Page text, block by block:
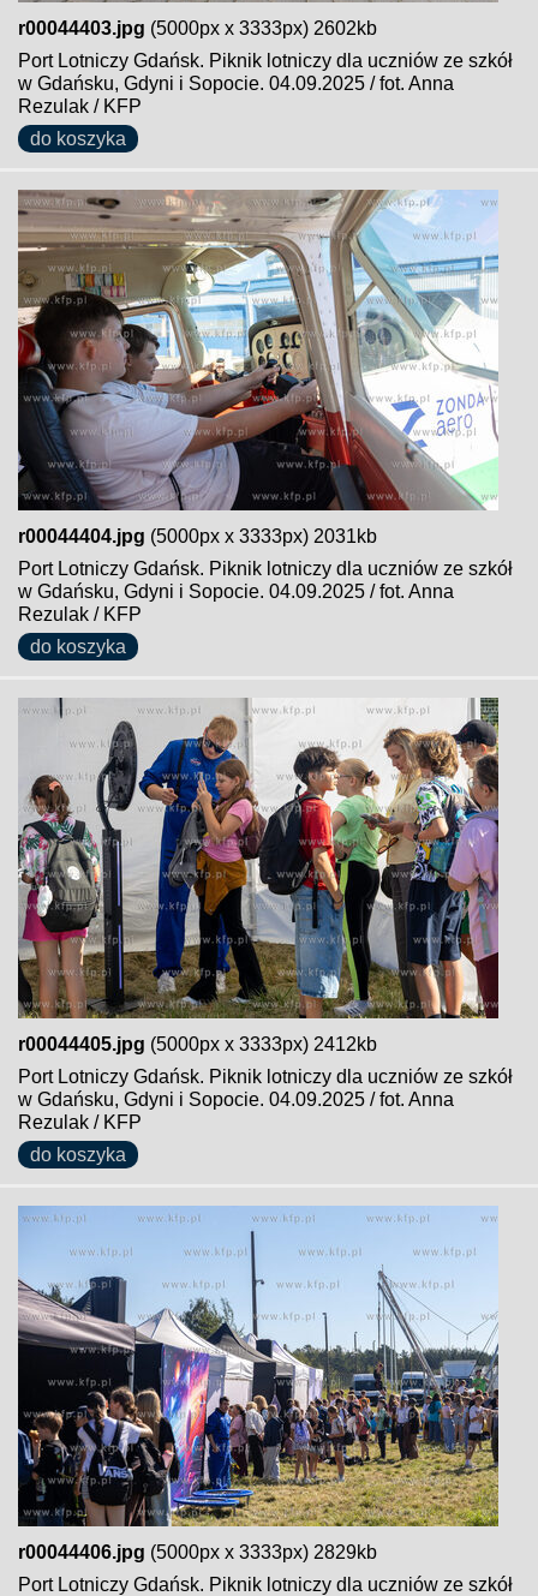
r00044403.jpg (5000px x 3333px) 2602kb
Port Lotniczy Gdańsk. Piknik lotniczy dla uczniów ze szkół
w Gdańsku, Gdyni i Sopocie. 04.09.2025 / fot. Anna
Rezulak / KFP
do koszyka
r00044404.jpg (5000px x 3333px) 2031kb
Port Lotniczy Gdańsk. Piknik lotniczy dla uczniów ze szkół
w Gdańsku, Gdyni i Sopocie. 04.09.2025 / fot. Anna
Rezulak / KFP
do koszyka
r00044405.jpg (5000px x 3333px) 2412kb
Port Lotniczy Gdańsk. Piknik lotniczy dla uczniów ze szkół
w Gdańsku, Gdyni i Sopocie. 04.09.2025 / fot. Anna
Rezulak / KFP
do koszyka
r00044406.jpg (5000px x 3333px) 2829kb
Port Lotniczy Gdańsk. Piknik lotniczy dla uczniów ze szkół